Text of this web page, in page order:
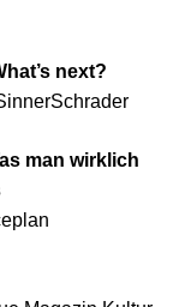
next?
man wirklich